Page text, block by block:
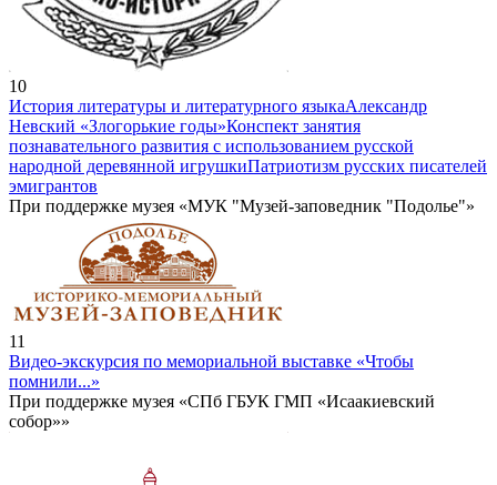
10
История литературы и литературного языкаАлександр
Невский «Злогорькие годы»Конспект занятия
познавательного развития с использованием русской
народной деревянной игрушкиПатриотизм русских писателей
эмигрантов
При поддержке музея «МУК "Музей-заповедник "Подолье"»
11
Видео-экскурсия по мемориальной выставке «Чтобы
помнили...»
При поддержке музея «СПб ГБУК ГМП «Исаакиевский
собор»»